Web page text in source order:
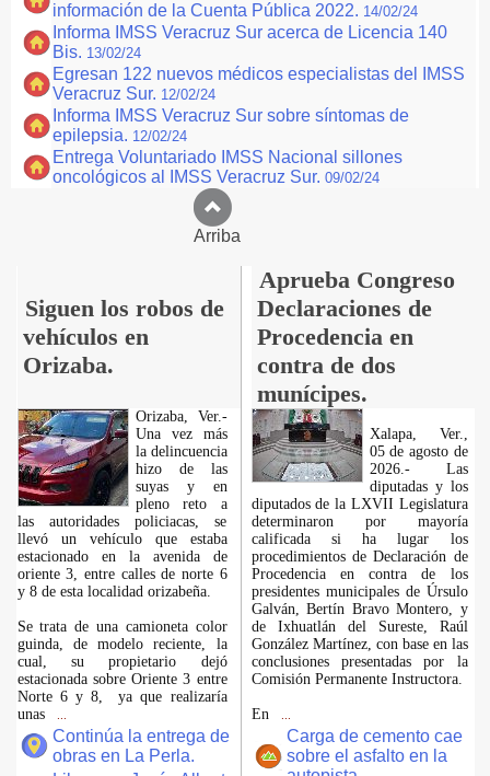
información de la Cuenta Pública 2022. 14/02/24
Informa IMSS Veracruz Sur acerca de Licencia 140
Bis. 13/02/24
Egresan 122 nuevos médicos especialistas del IMSS
Veracruz Sur. 12/02/24
Informa IMSS Veracruz Sur sobre síntomas de
epilepsia. 12/02/24
Entrega Voluntariado IMSS Nacional sillones
oncológicos al IMSS Veracruz Sur. 09/02/24
Arriba
Siguen los robos de
vehículos en
Orizaba.
Aprueba Congreso
Declaraciones de
Procedencia en
contra de dos
munícipes.
Orizaba, Ver.-
Una vez más
la delincuencia
hizo de las
suyas y en
pleno reto a
las autoridades policiacas, se
llevó un vehículo que estaba
estacionado en la avenida de
oriente 3, entre calles de norte 6
y 8 de esta localidad orizabeña.
Se trata de una camioneta color
guinda, de modelo reciente, la
cual, su propietario dejó
estacionada sobre Oriente 3 entre
Norte 6 y 8, ya que realizaría
unas
Continúa la entrega de
obras en La Perla.
Xalapa, Ver.,
05 de agosto de
2026.- Las
diputadas y los
diputados de la LXVII Legislatura
determinaron por mayoría
calificada si ha lugar los
procedimientos de Declaración de
Procedencia en contra de los
presidentes municipales de Úrsulo
Galván, Bertín Bravo Montero, y
de Ixhuatlán del Sureste, Raúl
González Martínez, con base en las
conclusiones presentadas por la
Comisión Permanente Instructora.
En
Carga de cemento cae
sobre el asfalto en la